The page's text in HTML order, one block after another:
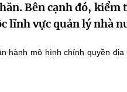
Bên cạnh đó,
lĩnh vực quản lý nhà
hành mô hình chính quyền